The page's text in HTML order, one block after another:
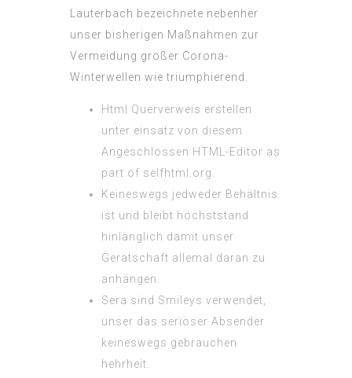
Lauterbach bezeichnete nebenher
unser bisherigen Maßnahmen zur
Vermeidung großer Corona-
Winterwellen wie triumphierend.
Html Querverweis erstellen
unter einsatz von diesem
Angeschlossen HTML-Editor as
part of selfhtml.org.
Keineswegs jedweder Behältnis
ist und bleibt höchststand
hinlänglich damit unser
Gerätschaft allemal daran zu
anhängen.
Sera sind Smileys verwendet,
unser das seriöser Absender
keineswegs gebrauchen
hehrheit.